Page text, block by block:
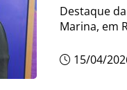
Destaque
Marina, em
15/04/